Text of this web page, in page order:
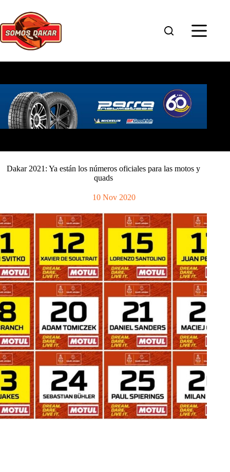
contenido
Dakar 2021: Ya están los números oficiales para las motos y
quads
10 Nov 2020